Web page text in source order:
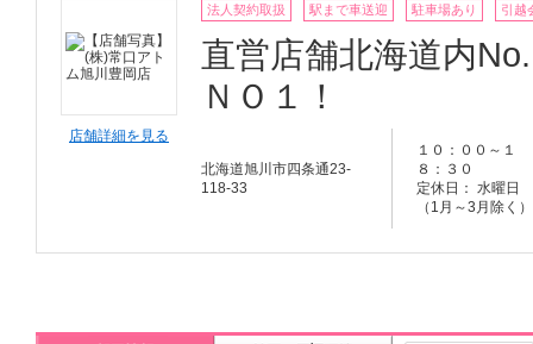
店舗詳細を見る
法人契約取扱 駅まで車送迎 駐車場あり 引越
直営店舗北海道内
ＮＯ１！
北海道旭川市四条通23-
118-33
１０：００～１
８：３０
定休日： 水曜日
（1月～3月除く）